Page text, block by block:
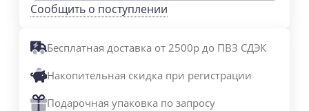
Сообщить о поступлении
Бесплатная доставка от 2500р до ПВЗ СДЭК
Накопительная скидка при регистрации
Подарочная упаковка по запросу